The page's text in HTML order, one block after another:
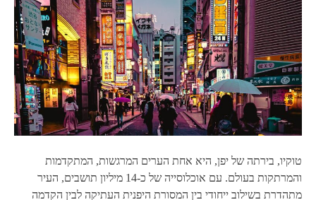
טוקיו, בירתה של יפן, היא אחת הערים המרגשות, המתקדמות
והמרתקות בעולם. עם אוכלוסייה של כ-14 מיליון תושבים, העיר
מתהדרת בשילוב ייחודי בין המסורת היפנית העתיקה לבין הקדמה